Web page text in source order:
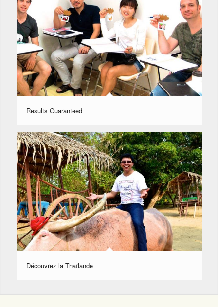
Results Guaranteed
Découvrez la Thaïlande